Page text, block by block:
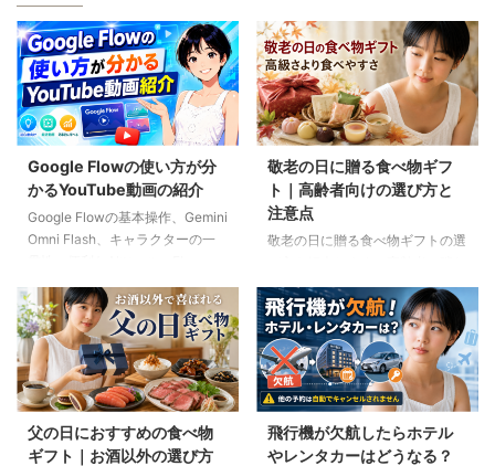
Google Flowの使い方が分
かるYouTube動画の紹介
Google Flowの基本操作、Gemini
Omni Flash、キャラクターの一
研究室の長編動画18本を、目的別
に分かりやすく紹介します。
敬老の日に贈る食べ物ギフ
ト｜高齢者向けの選び方と
注意点
敬老の日に贈る食べ物ギフトの選
力や好み、食事制限、保存方法に
配慮しながら、和菓子、スープ、
ご飯のお供、やわらか食などの候
補をわかりやすく解説します。
父の日におすすめの食べ物
ギフト｜お酒以外の選び方
飛行機が欠航したらホテル
やレンタカーはどうなる？